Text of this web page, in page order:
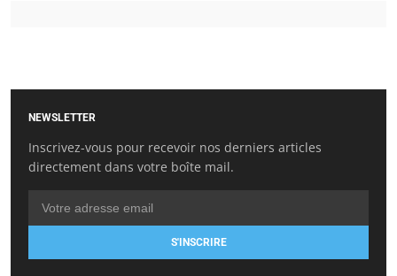
NEWSLETTER
Inscrivez-vous pour recevoir nos derniers articles
directement dans votre boîte mail.
S'INSCRIRE